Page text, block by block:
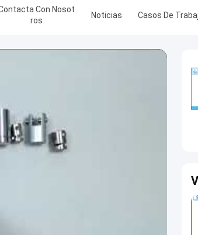
Con Nosot
Ros
Noticias Casos De